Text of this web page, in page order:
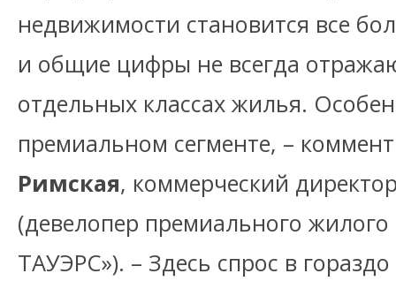
недвижимости становится все
и общие цифры не всегда
отдельных классах жилья.
премиальном сегменте, –
Римская, коммерческий
(девелопер премиального
ТАУЭРС»). – Здесь спрос в